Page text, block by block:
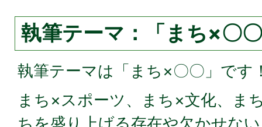
執筆テーマ：「まち×〇
執筆テーマは「まち×〇〇」です
まち×スポーツ、まち×文化、ま
ちを盛り上げる存在や欠かせな